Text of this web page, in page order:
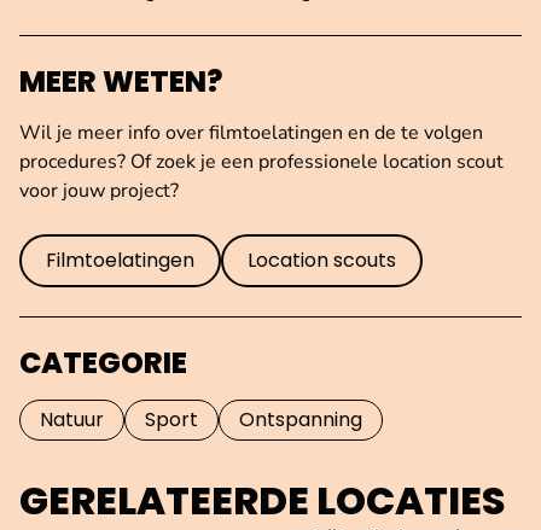
MEER WETEN?
Wil je meer info over filmtoelatingen en de te volgen
procedures? Of zoek je een professionele location scout
voor jouw project?
Filmtoelatingen Location scouts
CATEGORIE
Natuur Sport Ontspanning
GERELATEERDE LOCATIES